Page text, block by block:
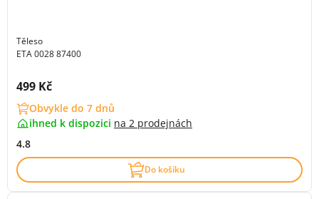
Těleso
ETA 0028 87400
Cena s DPH:
499 Kč
Obvykle do 7 dnů
ihned k dispozici na 2 prodejnách
4.8
Do košíku